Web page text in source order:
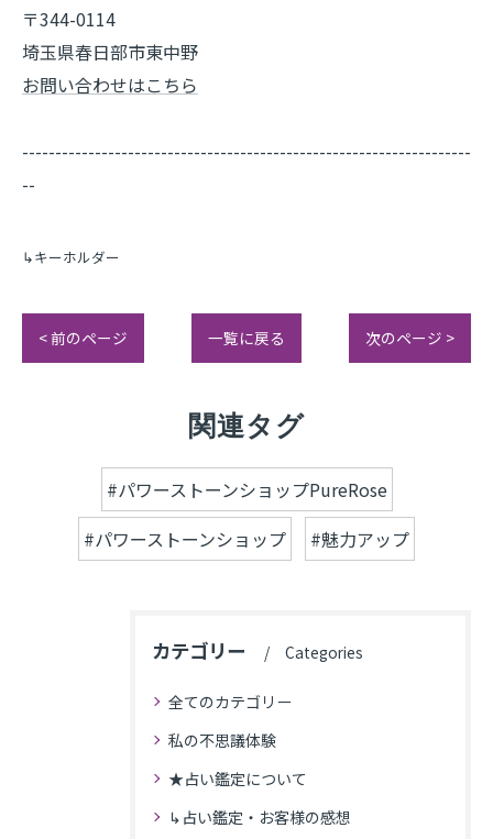
〒344-0114
埼玉県春日部市東中野
お問い合わせはこちら
--------------------------------------------------------------------
--
↳キーホルダー
< 前のページ 一覧に戻る 次のページ >
関連タグ
#パワーストーンショップPureRose
#パワーストーンショップ
#魅力アップ
カテゴリー Categories
全てのカテゴリー
私の不思議体験
★占い鑑定について
↳占い鑑定・お客様の感想